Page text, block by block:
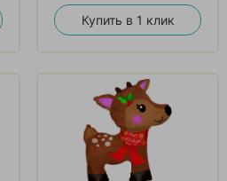
Купить в 1 клик